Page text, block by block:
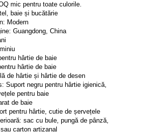
mic pentru toate culorile.
baie și bucătărie
Modern
Guangdong, China
hârtie de baie
hârtie de baie
de hârtie și hârtie de desen
Suport negru pentru hârtie igienică,
pentru baie
de baie
pentru hârtie, cutie de șervețele
sac cu bule, pungă de pânză,
carton artizanal